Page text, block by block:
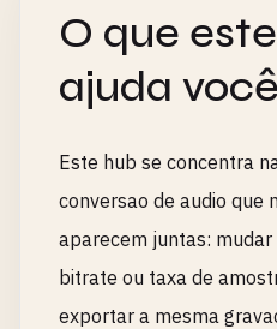
O que
ajuda
Este hub se concentra
conversao de audio que
aparecem juntas:
bitrate ou taxa de
exportar a mesma